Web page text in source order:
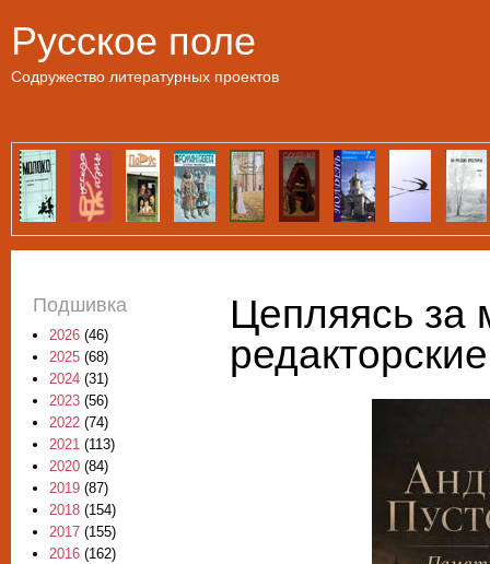
Русское поле
Содружество литературных проектов
Цепляясь за
Подшивка
2026 (46)
2025 (68)
2024 (31)
2023 (56)
2022 (74)
2021 (113)
2020 (84)
2019 (87)
2018 (154)
2017 (155)
2016 (162)